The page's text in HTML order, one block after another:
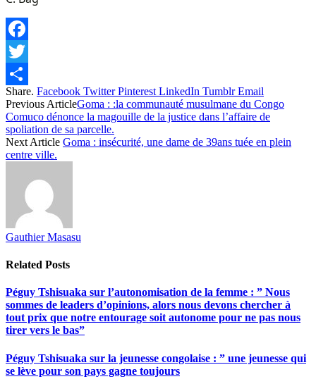
Facebook
Twitter
Share
Share. Facebook Twitter Pinterest LinkedIn Tumblr Email
Previous ArticleGoma : :la communauté musulmane du Congo
Comuco dénonce la magouille de la justice dans l’affaire de
spoliation de sa parcelle.
Next Article Goma : insécurité, une dame de 39ans tuée en plein
centre ville.
Gauthier Masasu
Related Posts
Péguy Tshisuaka sur l’autonomisation de la femme : ” Nous
sommes de leaders d’opinions, alors nous devons chercher à
tout prix que notre entourage soit autonome pour ne pas nous
tirer vers le bas”
Péguy Tshisuaka sur la jeunesse congolaise : ” une jeunesse qui
se lève pour son pays gagne toujours